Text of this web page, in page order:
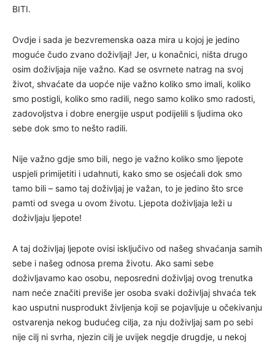
BITI.
Ovdje i sada je bezvremenska oaza mira u kojoj je jedino
moguće čudo zvano doživljaj! Jer, u konačnici, ništa drugo
osim doživljaja nije važno. Kad se osvrnete natrag na svoj
život, shvaćate da uopće nije važno koliko smo imali, koliko
smo postigli, koliko smo radili, nego samo koliko smo radosti,
zadovoljstva i dobre energije usput podijelili s ljudima oko
sebe dok smo to nešto radili.
Nije važno gdje smo bili, nego je važno koliko smo ljepote
uspjeli primijetiti i udahnuti, kako smo se osjećali dok smo
tamo bili – samo taj doživljaj je važan, to je jedino što srce
pamti od svega u ovom životu. Ljepota doživljaja leži u
doživljaju ljepote!
A taj doživljaj ljepote ovisi isključivo od našeg shvaćanja samih
sebe i našeg odnosa prema životu. Ako sami sebe
doživljavamo kao osobu, neposredni doživljaj ovog trenutka
nam neće značiti previše jer osoba svaki doživljaj shvaća tek
kao usputni nusprodukt življenja koji se pojavljuje u očekivanju
ostvarenja nekog budućeg cilja, za nju doživljaj sam po sebi
nije cilj ni svrha, njezin cilj je uvijek negdje drugdje, u nekoj